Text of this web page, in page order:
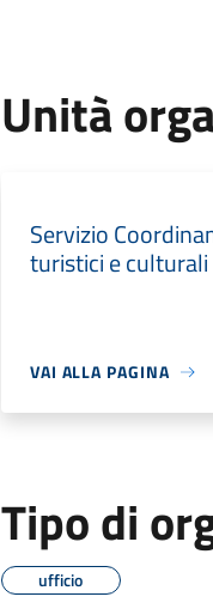
Unità
Servizio
turistici e culturali
VAI ALLA PAGINA
Tipo di
ufficio